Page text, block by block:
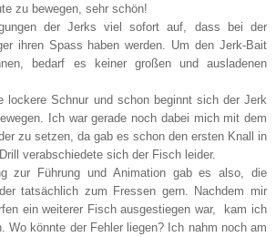
zu bewegen, sehr schön!
der Jerks viel sofort auf, dass bei der
ihren Spass haben werden. Um den Jerk-Bait
bedarf es keiner großen und ausladenen
lockere Schnur und schon beginnt sich der Jerk
Ich war gerade noch dabei mich mit dem
zu setzen, da gab es schon den ersten Knall in
verabschiedete sich der Fisch leider.
zur Führung und Animation gab es also, die
tatsächlich zum Fressen gern. Nachdem mir
ein weiterer Fisch ausgestiegen war, kam ich
Wo könnte der Fehler liegen? Ich nahm noch am